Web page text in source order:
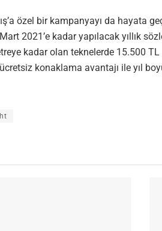
özel bir kampanyayı da hayata
2021’e kadar yapılacak yıllık
kadar olan teknelerde 15.500
konaklama avantajı ile yıl